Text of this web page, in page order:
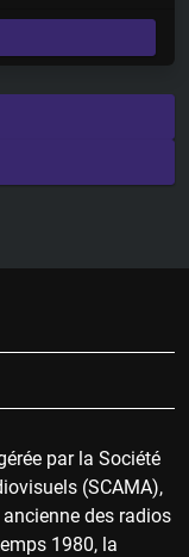
e
par la Société
(SCAMA),
des radios
1980, la